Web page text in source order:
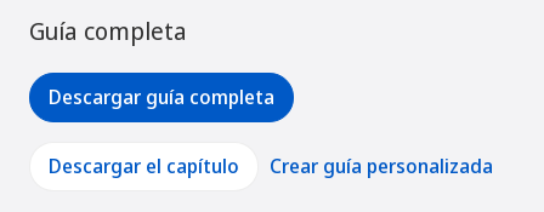
Guía completa
Descargar guía completa
Descargar el capítulo Crear guía personalizada